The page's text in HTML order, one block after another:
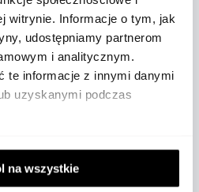
witrynie. Informacje o tym, jak
udostępniamy partnerom
i analitycznym.
te informacje z innymi danymi
uzyskanymi podczas
na wszystkie
MEISTERSTÜCK,
ZEGARKI
znajdują się zarówno
które od lat cieszą się
pióra wieczne z serii